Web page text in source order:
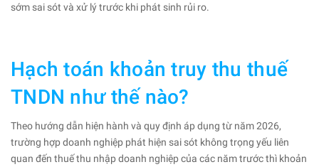
sớm sai sót và xử lý trước khi phát sinh rủi ro.
Hạch toán khoản truy thu thuế
TNDN như thế nào?
Theo hướng dẫn hiện hành và quy định áp dụng từ năm 2026,
trường hợp doanh nghiệp phát hiện sai sót không trọng yếu liên
quan đến thuế thu nhập doanh nghiệp của các năm trước thì khoản